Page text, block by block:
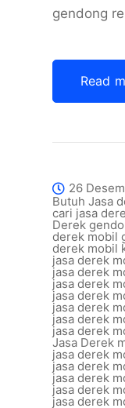
gendong
Read
26
Butuh Jasa
cari jasa
Derek
derek mobil
derek mobil
jasa derek
jasa derek
jasa derek
jasa derek
jasa derek
jasa derek
jasa derek
Jasa Derek
jasa derek
jasa derek
jasa derek
jasa derek
jasa derek